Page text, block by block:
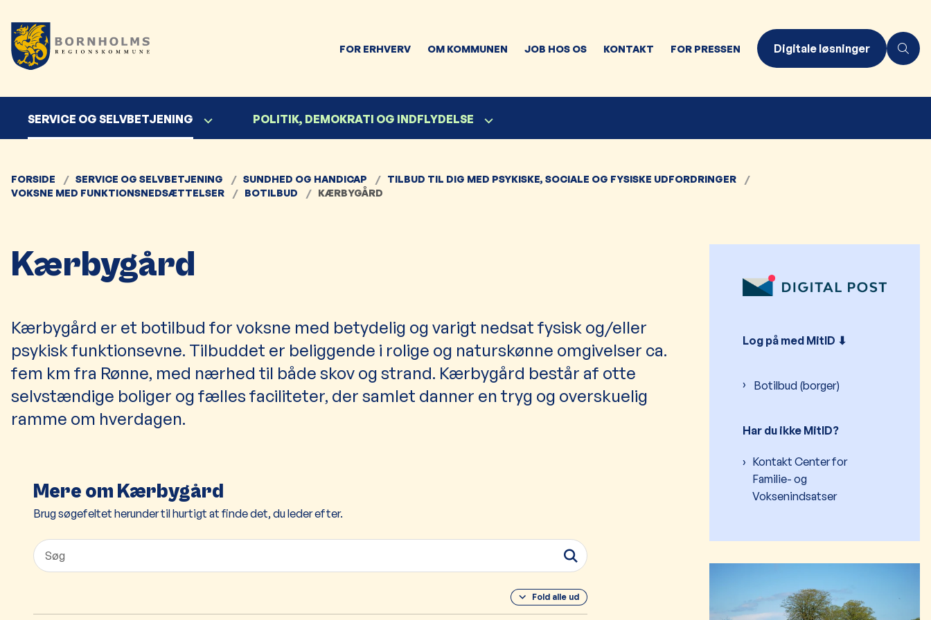
FOR ERHVERV OM KOMMUNEN JOB HOS OS KONTAKT FOR PRESSEN Digitale løsninger
SERVICE OG SELVBETJENING POLITIK, DEMOKRATI OG INDFLYDELSE
FORSIDE SERVICE OG SELVBETJENING SUNDHED OG HANDICAP
TILBUD TIL DIG MED PSYKISKE, SOCIALE OG FYSISKE UDFORDRINGER
VOKSNE MED FUNKTIONSNEDSÆTTELSER
BOTILBUD KÆRBYGÅRD
Kærbygård
Kærbygård er et botilbud for voksne med betydelig og varigt nedsat fysisk og/eller
psykisk funktionsevne. Tilbuddet er beliggende i rolige og naturskønne omgivelser ca.
fem km fra Rønne, med nærhed til både skov og strand. Kærbygård består af otte
selvstændige boliger og fælles faciliteter, der samlet danner en tryg og overskuelig
ramme om hverdagen.
Mere om Kærbygård
Brug søgefeltet herunder til hurtigt at finde det, du leder efter.
Fold alle ud
Log på med MitID ⬇︎
Botilbud (borger)
Har du ikke MitID?
Kontakt Center for
Familie- og
Voksenindsatser